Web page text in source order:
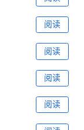
阅读
阅读
阅读
阅读